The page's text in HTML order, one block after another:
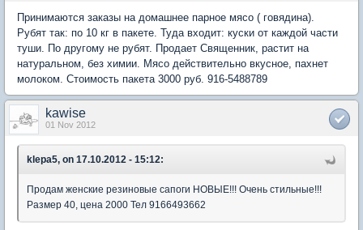
Принимаются заказы на домашнее парное мясо ( говядина).
Рубят так: по 10 кг в пакете. Туда входит: куски от каждой части
туши. По другому не рубят. Продает Священник, растит на
натуральном, без химии. Мясо действительно вкусное, пахнет
молоком. Стоимость пакета 3000 руб. 916-5488789
kawise
01 Nov 2012
klepa5, on 17.10.2012 - 15:12:
Продам женские резиновые сапоги НОВЫЕ!!! Очень стильные!!!
Размер 40, цена 2000 Тел 9166493662